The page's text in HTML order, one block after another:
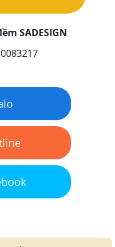
SADESIGN